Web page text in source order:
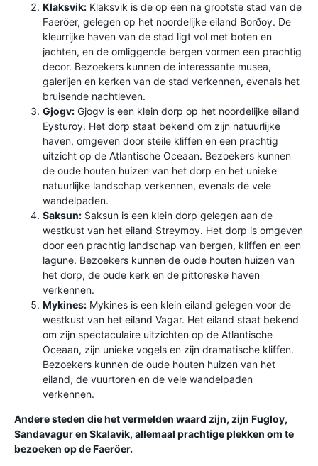
Klaksvik: Klaksvik is de op een na grootste stad van de
Faeröer, gelegen op het noordelijke eiland Borðoy. De
kleurrijke haven van de stad ligt vol met boten en
jachten, en de omliggende bergen vormen een prachtig
decor. Bezoekers kunnen de interessante musea,
galerijen en kerken van de stad verkennen, evenals het
bruisende nachtleven.
Gjogv: Gjogv is een klein dorp op het noordelijke eiland
Eysturoy. Het dorp staat bekend om zijn natuurlijke
haven, omgeven door steile kliffen en een prachtig
uitzicht op de Atlantische Oceaan. Bezoekers kunnen
de oude houten huizen van het dorp en het unieke
natuurlijke landschap verkennen, evenals de vele
wandelpaden.
Saksun: Saksun is een klein dorp gelegen aan de
westkust van het eiland Streymoy. Het dorp is omgeven
door een prachtig landschap van bergen, kliffen en een
lagune. Bezoekers kunnen de oude houten huizen van
het dorp, de oude kerk en de pittoreske haven
verkennen.
Mykines: Mykines is een klein eiland gelegen voor de
westkust van het eiland Vagar. Het eiland staat bekend
om zijn spectaculaire uitzichten op de Atlantische
Oceaan, zijn unieke vogels en zijn dramatische kliffen.
Bezoekers kunnen de oude houten huizen van het
eiland, de vuurtoren en de vele wandelpaden
verkennen.
Andere steden die het vermelden waard zijn, zijn Fugloy,
Sandavagur en Skalavik, allemaal prachtige plekken om te
bezoeken op de Faeröer.